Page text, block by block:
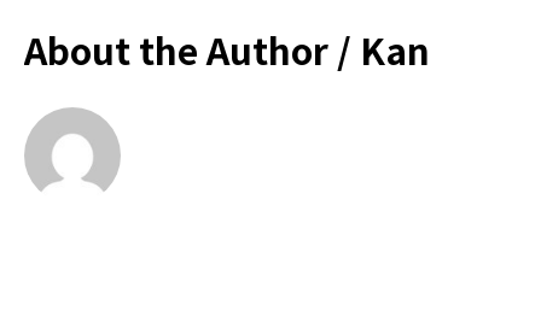
About the Author / Kan